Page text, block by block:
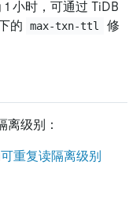
小时，可通过 TiDB
的 max-txn-ttl
修
离级别：
可重复读隔离级别